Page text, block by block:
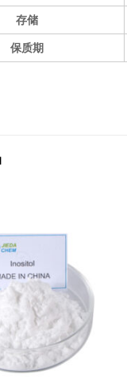
存储
保质期